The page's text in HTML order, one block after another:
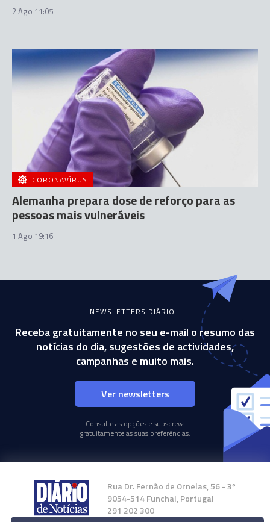
2 Ago 11:05
CORONAVÍRUS
Alemanha prepara dose de reforço para as
pessoas mais vulneráveis
1 Ago 19:16
NEWSLETTERS DIÁRIO
Receba gratuitamente no seu e-mail o resumo das
notícias do dia, sugestões de actividades,
campanhas e muito mais.
Ver newsletters
Consulte as opções e subscreva
gratuitamente as suas preferências.
Rua Dr. Fernão de Ornelas, 56 - 3º
9054-514 Funchal, Portugal
291 202 300